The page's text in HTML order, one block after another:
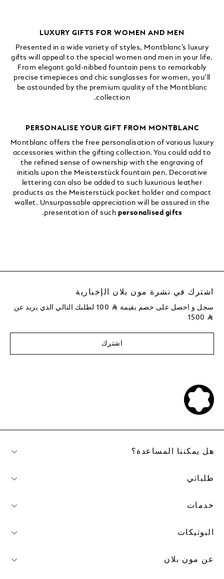
LUXURY GIFTS FOR WOMEN AND MEN
Presented in a wide variety of styles, Montblanc’s luxury
gifts will appeal to the special women and men in your life.
From elegant gold-nibbed fountain pens to remarkably
precise timepieces and chic sunglasses for women, you’ll
be astounded by the premium quality of the Montblanc
collection.
PERSONALISE YOUR GIFT FROM MONTBLANC
Montblanc offers the free personalisation of various luxury
accessories within the gifting collection. You could add to
the refined sense of ownership with the engraving of
initials upon the Meisterstück fountain pen. Decorative
lettering can also be added to such luxurious leather
products as the Meisterstück pocket holder and compact
wallet. Unsurpassable appreciation will be assured in the
presentation of such personalised gifts
.
اشترك في نشرة مون بلان الإخبارية
سجل و احصل على خصم بقيمة ⃁
لطلبك التالي الذي يزيد عن
⃁
اشترك
هل يمكننا المساعدة؟
طلباتي
خدمات
البوتيكات
عن مون بلان